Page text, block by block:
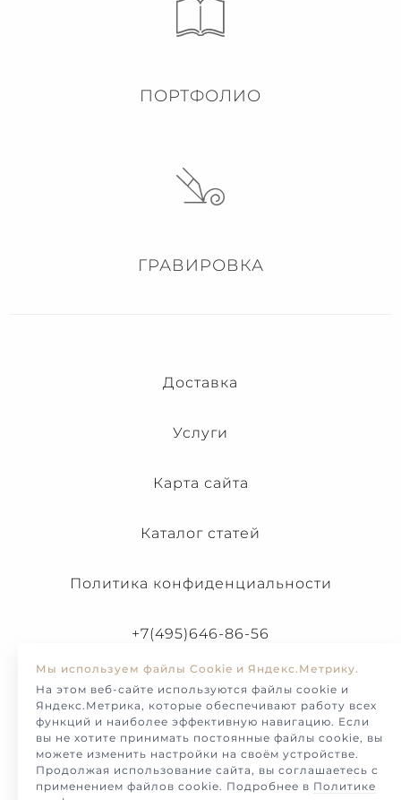
ПОРТФОЛИО
ГРАВИРОВКА
Доставка
Услуги
Карта сайта
Каталог статей
Политика конфиденциальности
+7(495)646-86-56
Мы используем файлы Cookie и Яндекс.Метрику.
На этом веб-сайте используются файлы cookie и
Яндекс.Метрика, которые обеспечивают работу всех
функций и наиболее эффективную навигацию. Если
вы не хотите принимать постоянные файлы cookie, вы
можете изменить настройки на своём устройстве.
Продолжая использование сайта, вы соглашаетесь с
применением файлов cookie. Подробнее в Политике